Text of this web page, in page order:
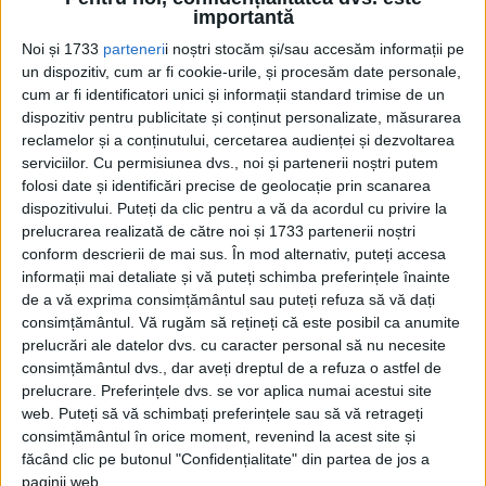
importantă
Noi și 1733 partenerii noștri stocăm și/sau accesăm informații pe
un dispozitiv, cum ar fi cookie-urile, și procesăm date personale,
cum ar fi identificatori unici și informații standard trimise de un
dispozitiv pentru publicitate și conținut personalizate, măsurarea
reclamelor și a conținutului, cercetarea audienței și dezvoltarea
serviciilor. Cu permisiunea dvs., noi și partenerii noștri putem
folosi date și identificări precise de geolocație prin scanarea
dispozitivului. Puteți da clic pentru a vă da acordul cu privire la
prelucrarea realizată de către noi și 1733 partenerii noștri
conform descrierii de mai sus. În mod alternativ, puteți accesa
informații mai detaliate și vă puteți schimba preferințele înainte
de a vă exprima consimțământul sau puteți refuza să vă dați
consimțământul. Vă rugăm să rețineți că este posibil ca anumite
prelucrări ale datelor dvs. cu caracter personal să nu necesite
consimțământul dvs., dar aveți dreptul de a refuza o astfel de
prelucrare. Preferințele dvs. se vor aplica numai acestui site
web. Puteți să vă schimbați preferințele sau să vă retrageți
consimțământul în orice moment, revenind la acest site și
făcând clic pe butonul "Confidențialitate" din partea de jos a
paginii web.
decembrie 1995, Bosnia-Herțegovina, generalul francez
Cea mai mare revistă de istorie din Europa!.
Media KIT
PORTOFOLIU
Capital
Evenimentul Zilei